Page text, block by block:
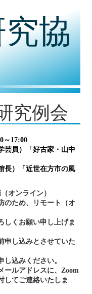
協
究例会
～17:00
芸員）「好古家・山中
長）「近世在方市の風
オンライン）
のため、リモート（オ
しくお願い申し上げま
申し込みとさせていた
込みください。
ールアドレスに、Zoom
してご連絡いたしま